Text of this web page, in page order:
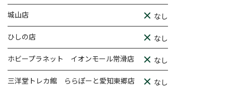
城山店 なし
ひしの店 なし
ホビープラネット イオンモール常滑店 なし
三洋堂トレカ館 ららぽーと愛知東郷店 なし